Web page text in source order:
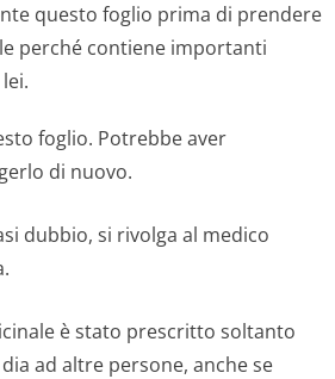
questo foglio prima di prendere
perché contiene importanti
foglio. Potrebbe aver
di nuovo.
dubbio, si rivolga al medico
è stato prescritto soltanto
ad altre persone, anche se